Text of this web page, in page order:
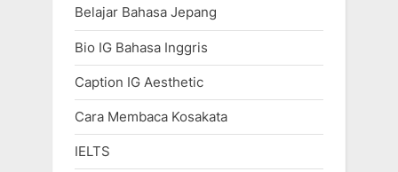
Belajar Bahasa Jepang
Bio IG Bahasa Inggris
Caption IG Aesthetic
Cara Membaca Kosakata
IELTS